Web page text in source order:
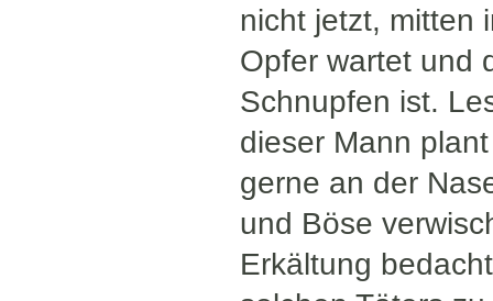
nicht jetzt, mitten
Opfer wartet und
Schnupfen ist.
dieser Mann
gerne an der
und Böse
Erkältung